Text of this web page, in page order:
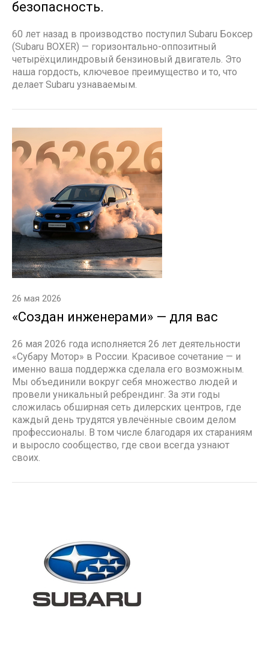
безопасность.
60 лет назад в производство поступил Subaru Боксер
(Subaru BOXER) — горизонтально-оппозитный
четырёхцилиндровый бензиновый двигатель. Это
наша гордость, ключевое преимущество и то, что
делает Subaru узнаваемым.
26 мая 2026
«Создан инженерами» — для вас
26 мая 2026 года исполняется 26 лет деятельности
«Субару Мотор» в России. Красивое сочетание — и
именно ваша поддержка сделала его возможным.
Мы объединили вокруг себя множество людей и
провели уникальный ребрендинг. За эти годы
сложилась обширная сеть дилерских центров, где
каждый день трудятся увлечённые своим делом
профессионалы. В том числе благодаря их стараниям
и выросло сообщество, где свои всегда узнают
своих.